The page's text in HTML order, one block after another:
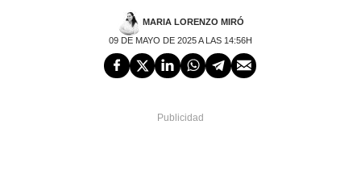
MARIA LORENZO MIRÓ
09 DE MAYO DE 2025 A LAS 14:56H